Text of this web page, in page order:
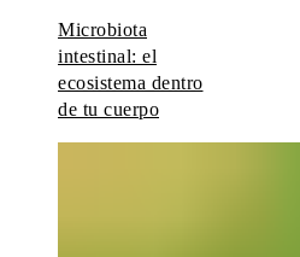
Microbiota
intestinal: el
ecosistema dentro
de tu cuerpo